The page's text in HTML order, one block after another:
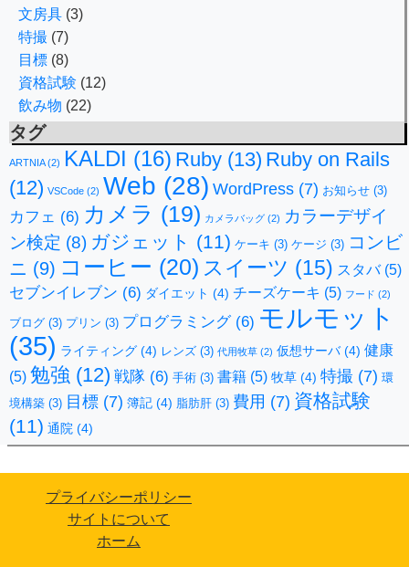
文房具 (3)
特撮 (7)
目標 (8)
資格試験 (12)
飲み物 (22)
タグ
ARTNIA(2) KALDI (16) Ruby (13) Ruby on Rails
(12) VSCode (2) Web (28) WordPress (7) お知らせ (3)
カフェ (6) カメラ (19) カメラバッグ (2) カラーデザイ
ン検定 (8) ガジェット (11) ケーキ (3) ケージ (3) コンビ
ニ (9) コーヒー (20) スイーツ (15) スタバ(5)
セブンイレブン (6) ダイエット (4) チーズケーキ (5) フード (2)
ブログ (3) プリン (3) プログラミング(6) モルモット
(35) ライティング (4) レンズ (3) 代用牧草 (2) 仮想サーバ(4) 健康
(5) 勉強 (12) 戦隊 (6) 手術 (3) 書籍 (5) 牧草 (4) 特撮 (7) 環
境構築 (3) 目標 (7) 簿記 (4) 脂肪肝 (3) 費用 (7) 資格試験
(11) 通院 (4)
プライバシーポリシー
サイトについて
ホーム